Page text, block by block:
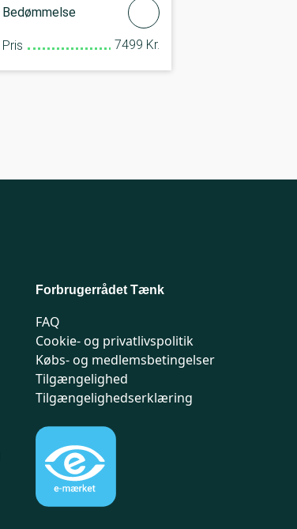
Bedømmelse
Pris 7499 Kr.
Forbrugerrådet Tænk
FAQ
Cookie- og privatlivspolitik
Købs- og medlemsbetingelser
Tilgængelighed
Tilgængelighedserklæring